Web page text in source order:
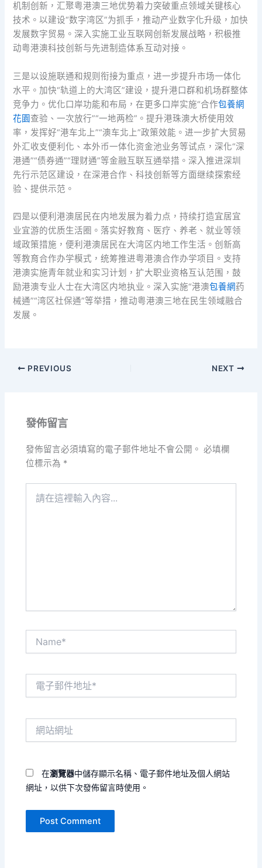
机制创新，汇聚粤港澳三地优势着力突破重点领域关键核心
技术。以建设“数字湾区”为抓手，推动产业数字化升级，加快
发展数字贸易。深入实施工业互联网创新发展战略，积极推
动粤港澳科技创新与先进制造体系互动对接。
三是以设施联通和规则衔接为重点，进一步提升市场一体化
水平。加快“轨道上的大湾区”建设，提升港口群和机场群整体
竞争力。优化口岸功能和布局，在更多口岸实施“合作包養網
花園查验、一次放行”“一地两检”。提升港珠澳大桥使用效
率，发挥好“港车北上”“澳车北上”政策效能。进一步扩大贸易
外汇收支便利化、本外币一体化资金池业务等试点，深化“深
港通”“债券通”“理财通”等金融互联互通举措。深入推进深圳
先行示范区建设，在深港合作、科技创新等方面继续探索经
验、提供示范。
四是以便利港澳居民在内地发展为着力点，持续打造宜居宜
业宜游的优质生活圈。落实好教育、医疗、养老、就业等领
域政策措施，便利港澳居民在大湾区内地工作生活。创新高
等教育合作办学模式，统筹推进粤港澳合作办学项目。支持
港澳实施青年就业和实习计划，扩大职业资格互认范围，鼓
励港澳专业人士在大湾区内地执业。深入实施“港澳包養網药
械通”“湾区社保通”等举措，推动粤港澳三地在民生领域融合
发展。
PREVIOUS NEXT
發佈留言
發佈留言必須填寫的電子郵件地址不會公開。 必填欄
位標示為 *
在瀏覽器中儲存顯示名稱、電子郵件地址及個人網站
網址，以供下次發佈留言時使用。